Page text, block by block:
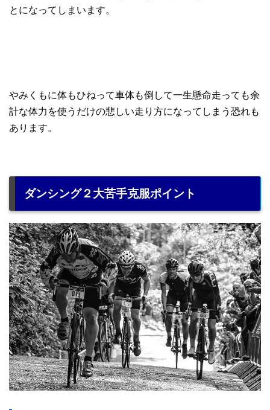
とになってしまいます。
やみくもに体もひねって車体も倒して一生懸命走っても余
計な体力を使うだけの悲しい走り方になってしまう恐れも
あります。
ダンシング２大苦手克服ポイント